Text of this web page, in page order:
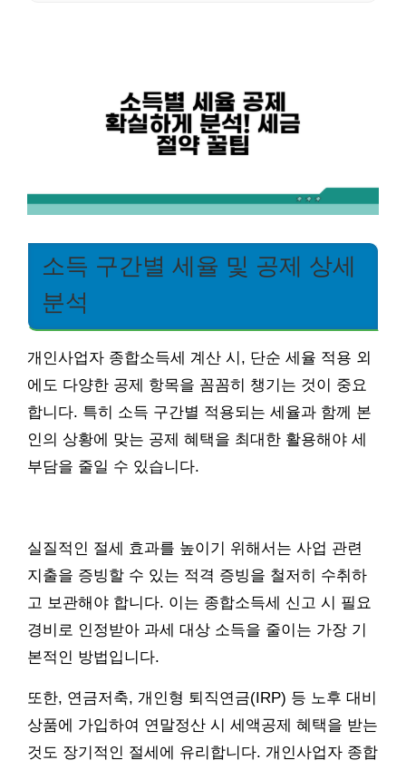
소득 구간별 세율 및 공제 상세
분석
개인사업자 종합소득세 계산 시, 단순 세율 적용 외
에도 다양한 공제 항목을 꼼꼼히 챙기는 것이 중요
합니다. 특히 소득 구간별 적용되는 세율과 함께 본
인의 상황에 맞는 공제 혜택을 최대한 활용해야 세
부담을 줄일 수 있습니다.
실질적인 절세 효과를 높이기 위해서는 사업 관련
지출을 증빙할 수 있는 적격 증빙을 철저히 수취하
고 보관해야 합니다. 이는 종합소득세 신고 시 필요
경비로 인정받아 과세 대상 소득을 줄이는 가장 기
본적인 방법입니다.
또한, 연금저축, 개인형 퇴직연금(IRP) 등 노후 대비
상품에 가입하여 연말정산 시 세액공제 혜택을 받는
것도 장기적인 절세에 유리합니다. 개인사업자 종합